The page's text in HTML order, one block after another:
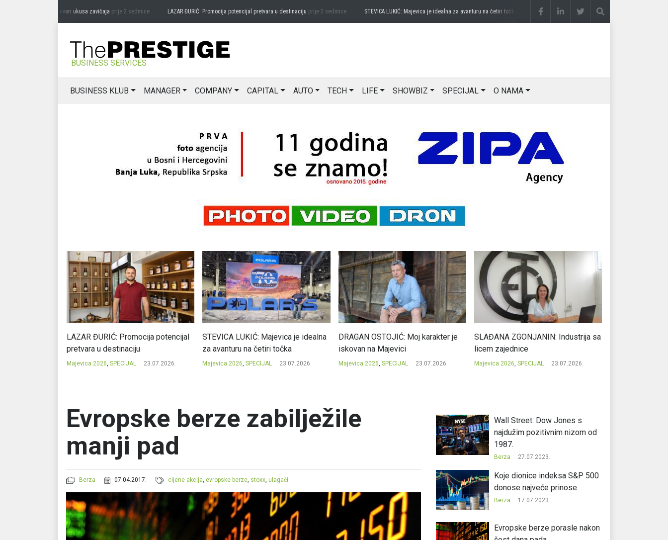
MIĆANOVIĆ: Čuvari ukusa zavičajaprije 2 sedmice LAZAR ĐURIĆ: Promocija potencijal pretvara u destinacijuprije 2 sedmice STEVICA LUKIĆ: Majevica je idealna za avanturu na četiri točkaprije 2 sedmice DRAGAN OSTOJIĆ: Moj karakter je
BUSINESS SERVICES
BUSINESS KLUB MANAGER COMPANY CAPITAL AUTO TECH LIFE SHOWBIZ SPECIJAL O NAMA
LAZAR ĐURIĆ: Promocija potencijal
pretvara u destinaciju
Majevica 2026, SPECIJAL 23.07.2026.
STEVICA LUKIĆ: Majevica je idealna
za avanturu na četiri točka
Majevica 2026, SPECIJAL 23.07.2026.
DRAGAN OSTOJIĆ: Moj karakter je
iskovan na Majevici
Majevica 2026, SPECIJAL 23.07.2026.
SLAĐANA ZGONJANIN: Industrija sa
licem zajednice
Majevica 2026, SPECIJAL 23.07.2026.
Evropske berze zabilježile
manji pad
Berza 07.04.2017. cijene akcija, evropske berze, stoxx,ulagači
Wall Street: Dow Jones s
najdužim pozitivnim nizom od
1987.
Berza 27.07.2023.
Koje dionice indeksa S&P 500
donose najveće prinose
Berza 17.07.2023.
Evropske berze porasle nakon